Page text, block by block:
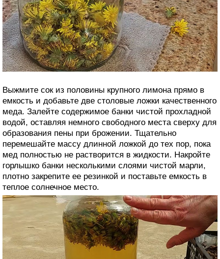
Выжмите сок из половины крупного лимона прямо в
емкость и добавьте две столовые ложки качественного
меда. Залейте содержимое банки чистой прохладной
водой, оставляя немного свободного места сверху для
образования пены при брожении. Тщательно
перемешайте массу длинной ложкой до тех пор, пока
мед полностью не растворится в жидкости. Накройте
горлышко банки несколькими слоями чистой марли,
плотно закрепите ее резинкой и поставьте емкость в
теплое солнечное место.